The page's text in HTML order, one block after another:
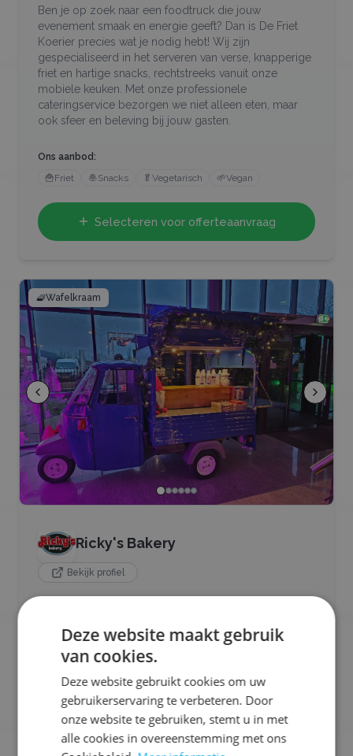
Ben je op zoek naar een foodtruck die jouw
evenement smaak en energie geeft? Dan is De Friet
Koerier precies wat je nodig hebt! Wij zijn
gespecialiseerd in het serveren van verse, knapperige
friet en hartige snacks, rechtstreeks vanuit onze
mobiele keuken. Met onze professionele
cateringservice bezorgen we niet alleen eten, maar
ook sfeer en beleving bij jouw gasten.
Ons aanbod:
🍟Friet 🧆Snacks 🥬 Vegetarisch 🌱Vegan
Selecteren voor offerteaanvraag
🧇Wafelkraam
Ricky's Bakery
Bekijk profiel
zij ook heerlijke wafellollies/wafels op een stokje. Qua
topping is de keuze reuze. Zo kun je kiezen voor vers
fruit, wafels met een bolletje ijs (en fruit). maar ook
voor heerlijke zoete toppings (smarties, spekkies,
crunch etc)
Ons aanbod:
Deze website maakt gebruik
van cookies.
Deze website gebruikt cookies om uw
gebruikerservaring te verbeteren. Door
onze website te gebruiken, stemt u in met
alle cookies in overeenstemming met ons